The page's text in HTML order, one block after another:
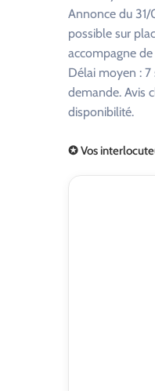
Annonce du 31/
possible sur
accompagne
Délai moyen : 7
demande. Avis
disponibilité.
✪ Vos